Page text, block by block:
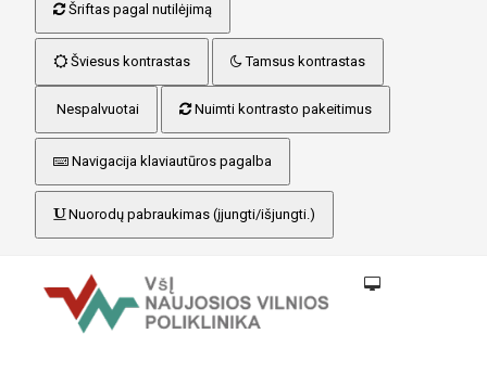
Šriftas pagal nutilėjimą
Šviesus kontrastas Tamsus kontrastas
Nespalvuotai Nuimti kontrasto pakeitimus
Navigacija klaviautūros pagalba
Nuorodų pabraukimas (įjungti/išjungti.)